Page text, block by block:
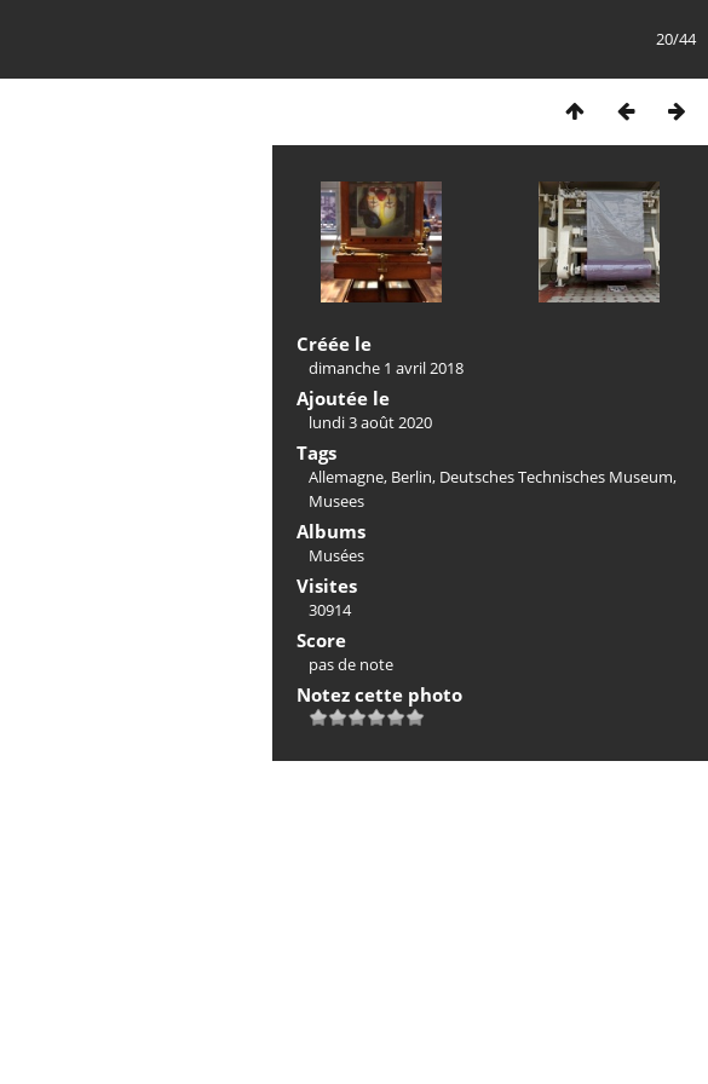
20/44
Créée le
dimanche 1 avril 2018
Ajoutée le
lundi 3 août 2020
Tags
Allemagne, Berlin, Deutsches Technisches Museum,
Musees
Albums
Musées
Visites
30914
Score
pas de note
Notez cette photo